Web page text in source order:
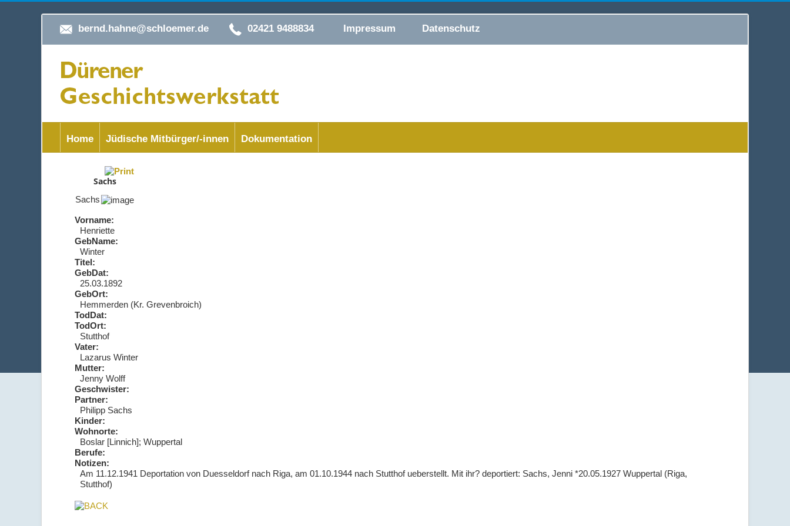
bernd.hahne@schloemer.de 02421 9488834 Impressum Datenschutz
Home Jüdische Mitbürger/-innen Dokumentation
Sachs
Sachs
Vorname:
Henriette
GebName:
Winter
Titel:
GebDat:
25.03.1892
GebOrt:
Hemmerden (Kr. Grevenbroich)
TodDat:
TodOrt:
Stutthof
Vater:
Lazarus Winter
Mutter:
Jenny Wolff
Geschwister:
Partner:
Philipp Sachs
Kinder:
Wohnorte:
Boslar [Linnich]; Wuppertal
Berufe:
Notizen:
Am 11.12.1941 Deportation von Duesseldorf nach Riga, am 01.10.1944 nach Stutthof ueberstellt. Mit ihr? deportiert: Sachs, Jenni *20.05.1927 Wuppertal (Riga,
Stutthof)